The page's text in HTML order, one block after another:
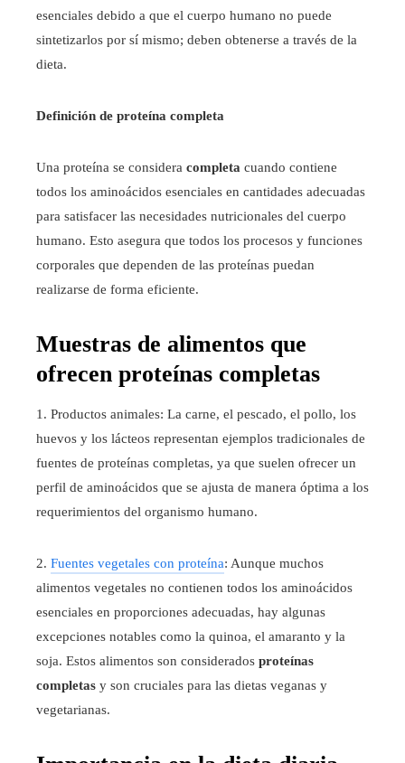
esenciales debido a que el cuerpo humano no puede
sintetizarlos por sí mismo; deben obtenerse a través de la
dieta.
Definición de proteína completa
Una proteína se considera completa cuando contiene
todos los aminoácidos esenciales en cantidades adecuadas
para satisfacer las necesidades nutricionales del cuerpo
humano. Esto asegura que todos los procesos y funciones
corporales que dependen de las proteínas puedan
realizarse de forma eficiente.
Muestras de alimentos que
ofrecen proteínas completas
1. Productos animales: La carne, el pescado, el pollo, los
huevos y los lácteos representan ejemplos tradicionales de
fuentes de proteínas completas, ya que suelen ofrecer un
perfil de aminoácidos que se ajusta de manera óptima a los
requerimientos del organismo humano.
2. Fuentes vegetales con proteína: Aunque muchos
alimentos vegetales no contienen todos los aminoácidos
esenciales en proporciones adecuadas, hay algunas
excepciones notables como la quinoa, el amaranto y la
soja. Estos alimentos son considerados proteínas
completas y son cruciales para las dietas veganas y
vegetarianas.